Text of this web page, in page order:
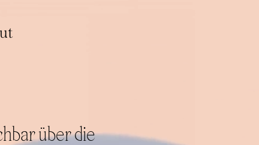
über die